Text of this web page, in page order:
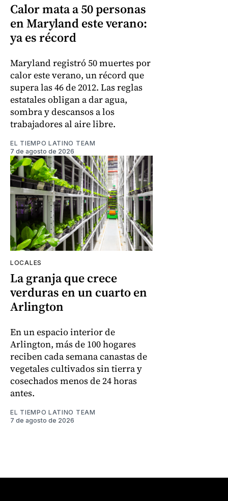
Calor mata a 50 personas
en Maryland este verano:
ya es récord
Maryland registró 50 muertes por
calor este verano, un récord que
supera las 46 de 2012. Las reglas
estatales obligan a dar agua,
sombra y descansos a los
trabajadores al aire libre.
EL TIEMPO LATINO TEAM
7 de agosto de 2026
LOCALES
La granja que crece
verduras en un cuarto en
Arlington
En un espacio interior de
Arlington, más de 100 hogares
reciben cada semana canastas de
vegetales cultivados sin tierra y
cosechados menos de 24 horas
antes.
EL TIEMPO LATINO TEAM
7 de agosto de 2026